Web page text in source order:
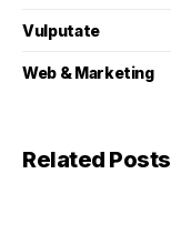
Vulputate
Web & Marketing
Related Posts